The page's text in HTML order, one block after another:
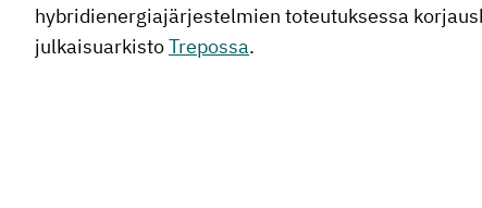
hybridienergiajärjestelmien toteutuksessa
julkaisuarkistoTrepossa.